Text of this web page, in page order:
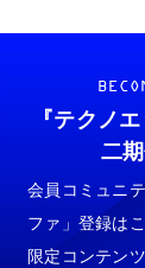
『テクノ
二
会員コミュニ
ファ」登録は
限定コンテン